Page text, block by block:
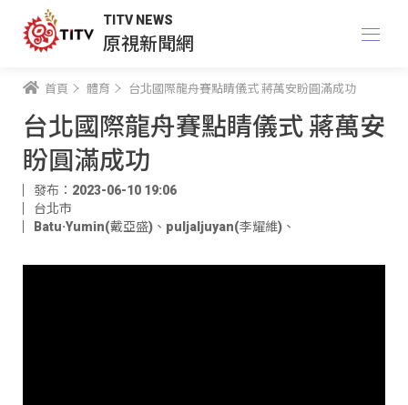
TITV NEWS
原視新聞網
首頁 體育 台北國際龍舟賽點睛儀式 蔣萬安盼圓滿成功
台北國際龍舟賽點睛儀式 蔣萬安
盼圓滿成功
發布：2023-06-10 19:06
台北市
Batu·Yumin(戴亞盛) 、 puljaljuyan(李耀維) 、